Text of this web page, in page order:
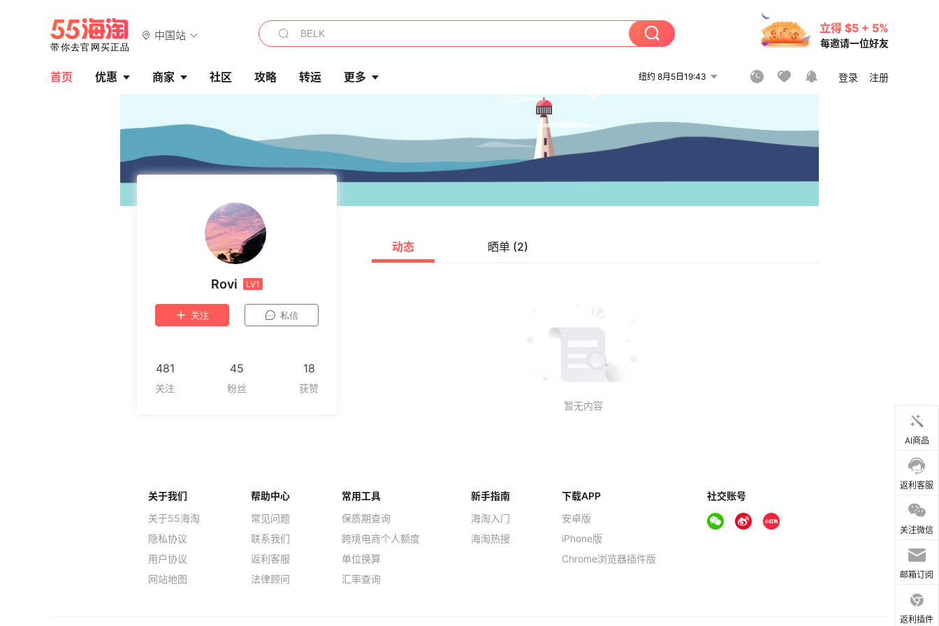
中国站
立得 $5 + 5%
每邀请一位好友
首页 优惠 商家 社区 攻略 转运 更多 纽约 8月5日19:43 登录 注册
Rovi LV1
关注 私信
481 45 18
动态 晒单 (2)
AI商品
返利客服
关注微信
邮箱订阅
返利插件
关于我们
关于55海淘
隐私协议
用户协议
网站地图
帮助中心
常见问题
联系我们
返利客服
法律顾问
常用工具
保质期查询
跨境电商个人额度
单位换算
汇率查询
新手指南
海淘入门
海淘热搜
下载APP
安卓版
iPhone版
Chrome浏览器插件版
社交账号